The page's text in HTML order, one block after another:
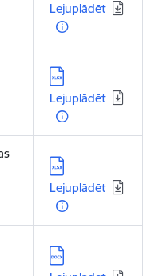
Lejuplādēt
Lejupielādēt:
Lejuplādēt
Lejupielādēt:
Lejuplādēt
Lejupielādēt: